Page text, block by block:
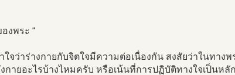
งพระ “
ใจว่าร่างกายกับจิตใจมีความต่อเนื่องกัน สงสัยว่าในทาง
กายอะไรบ้างไหมครับ หรือเน้นที่การปฏิบัติทางใจเป็นหลั